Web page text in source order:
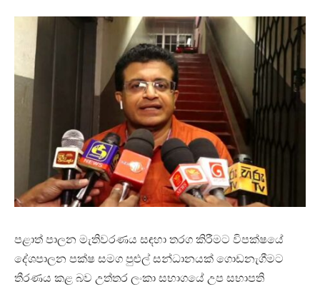
පළාත් පාලන මැතිවරණය සඳහා තරග කිරීමට විපක්ෂයේ
දේශපාලන පක්ෂ සමග පුළුල් සන්ධානයක් ගොඩනැගීමට
තීරණය කළ බව උත්තර ලංකා සභාගයේ උප සභාපති